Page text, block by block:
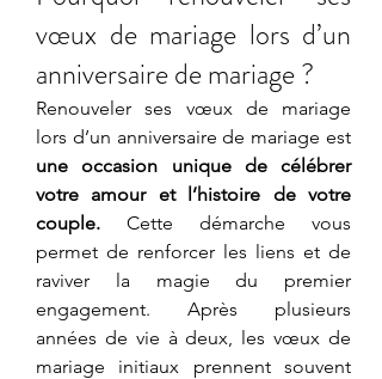
vœux de mariage lors d’un
anniversaire de mariage ?
Renouveler ses vœux de mariage
une occasion unique de célébrer
votre amour et l’histoire de votre
couple. Cette démarche vous
permet de renforcer les liens et de
raviver la magie du premier
engagement. Après plusieurs
années de vie à deux, les vœux de
mariage initiaux prennent souvent